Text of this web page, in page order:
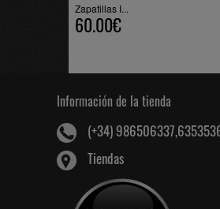
Zapatillas I...
60.00€
Información de la tienda
(+34)
Tiendas